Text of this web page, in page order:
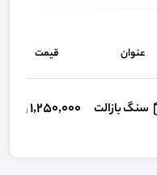
عنوان قیمت
سنگ بازالت 1,250,000ریال